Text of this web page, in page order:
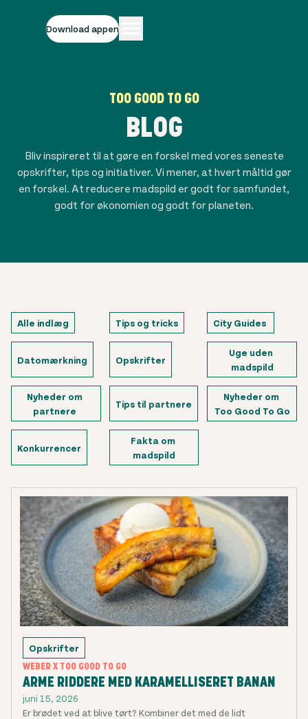
Download appen
TOO GOOD TO GO
BLOG
Bliv inspireret til at gøre en forskel med vores seneste
opskrifter, tips og initiativer. Vi mener, at hvert måltid gør
en forskel. At reducere madspild er godt for samfundet,
godt for økonomien og godt for planeten.
Alle indlæg Tips og tricks City Guides
Datomærkning Opskrifter
Uge uden
madspild
Nyheder om
partnere
Tips til partnere
Nyheder om
Too Good To Go
Konkurrencer
Fakta om
madspild
Opskrifter
WEBER X TOO GOOD TO GO
ARME RIDDERE MED KARAMELLISERET BANAN
juni 15, 2026
Er brødet ved at blive tørt? Kombiner det med de lidt